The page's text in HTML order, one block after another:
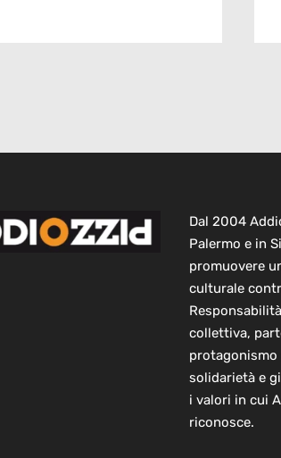
Dal 2004
Palermo e in
promuovere
culturale
collettiva,
protagonismo
solidarietà e
i valori in cui
riconosce.